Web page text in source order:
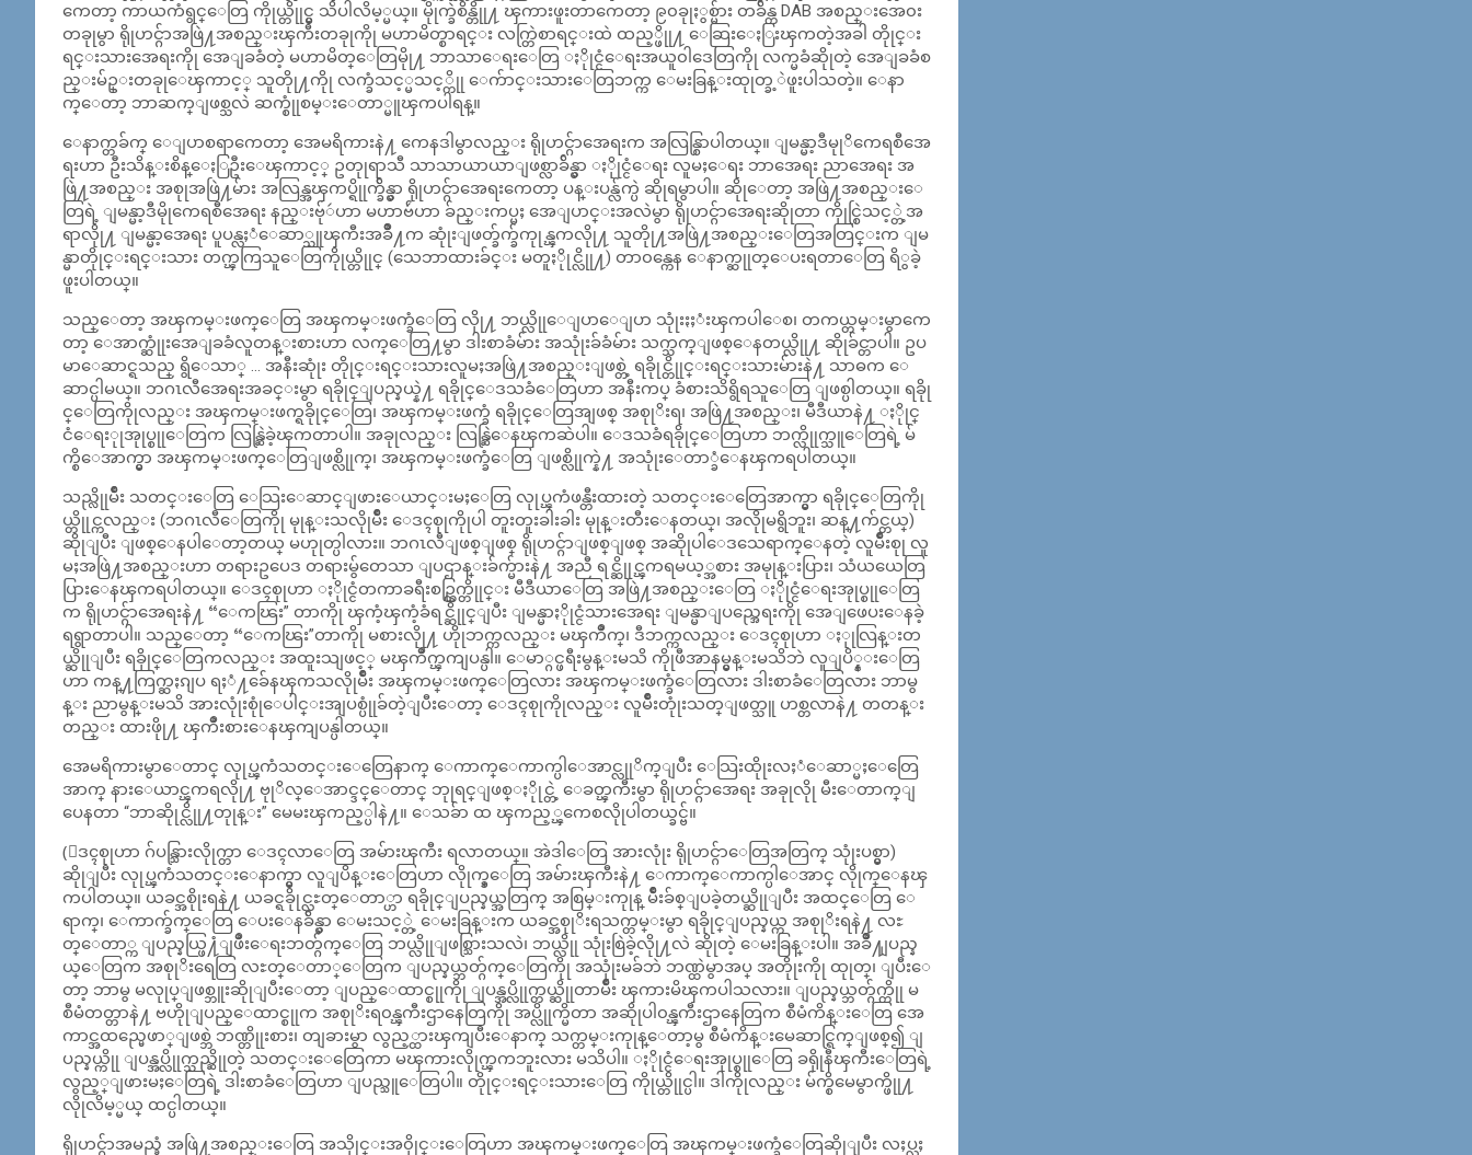
ကေတာ့ ကာယကံရွင္ေတြ ကိုုယ္တိုုင္မွ သိပါလိမ့္မယ္။ မိုုက္ခဲစိန္တိုု႔ ၾကားဖူးတာကေတာ့ ၉၀ခုုႏွစ္မ်ား တခ်ိန္က DAB အစည္းအေ၀း
တခုုမွာ ရိုုဟင္ဂ်ာအဖြဲ႔အစည္းၾကီးတခုုကိုု မဟာမိတ္စာရင္း လက္တြဲစာရင္းထဲ ထည့္ဖိုု႔ ေဆြးေႏြးၾကတဲ့အခါ တိုုင္း
ရင္းသားအေရးကိုု အေျခခံတဲ့ မဟာမိတ္ေတြမိုု႔ ဘာသာေရးေတြ ႏိုုင္ငံေရးအယူ၀ါဒေတြကိုု လက္မခံဆိုုတဲ့ အေျခခံစ
ည္းမ်ဥ္းတခုုေၾကာင့္ သူတိုု႔ကိုု လက္ခံသင့္မသင့္ကိုု ေက်ာင္းသားေတြဘက္က ေမးခြန္းထုုတ္ခ့ဲဖူးပါသတဲ့။ ေနာ
က္ေတာ့ ဘာဆက္ျဖစ္သလဲ ဆက္စုုံစမ္းေတာ္မူၾကပါရန္။
ေနာက္တခ်က္ ေျပာစရာကေတာ့ အေမရိကားနဲ႔ ကေနဒါမွာလည္း ရိုုဟင္ဂ်ာအေရးက အလြန္စြာပါတယ္။ ျမန္မာ့ဒီမုုိကေရစီအေ
ရးဟာ ဦးသိန္းစိန္ေႏြဦးေၾကာင့္ ဥတုုရာသီ သာသာယာယာျဖစ္လာခ်ိန္မွာ ႏိုုင္ငံေရး လူမႈေရး ဘာအေရး ညာအေရး အ
ဖြဲ႔အစည္း အစုုအဖြဲ႔မ်ား အလြန္အၾကပ္ရိုုက္ခ်ိန္မွာ ရိုုဟင္ဂ်ာအေရးကေတာ့ ပန္းပန္လ်က္ပဲ ဆိုုရမွာပါ။ ဆိုုေတာ့ အဖြဲ႔အစည္းေ
တြရဲ့ ျမန္မာ့ဒီမိုုကေရစီအေရး နည္းဗ်ုဴဟာ မဟာဗ်ဴဟာ ခ်ည္းကပ္မႈ အေျပာင္းအလဲမွာ ရိုုဟင္ဂ်ာအေရးဆိုုတာ ကိုုင္စြဲသင့္တဲ့အ
ရာလိုု႔ ျမန္မာ့အေရး ပူပန္လႈံေဆာ္သူၾကီးအခ်ဳိ႔က ဆုုံးျဖတ္ခ်က္ခ်ကုုန္ၾကလိုု႔ သူတိုု႔အဖြဲ႔အစည္းေတြအတြင္းက ျမ
န္မာတိုုင္းရင္းသား တက္ၾကြသူေတြကိုုယ္တိုုင္ (သေဘာထားခ်င္း မတူႏိုုင္လိုု႔) တာ၀န္ကေန ေနာက္ဆုုတ္ေပးရတာေတြ ရိွခဲ့
ဖူးပါတယ္။
သည္ေတာ့ အၾကမ္းဖက္ေတြ အၾကမ္းဖက္ခံေတြ လိုု႔ ဘယ္လိုုေျပာေျပာ သုုံးႏႈံးၾကပါေစ၊ တကယ္တမ္းမွာကေ
တာ့ ေအာက္ဆုုံးအေျခခံလူတန္းစားဟာ လက္ေတြ႔မွာ ဒါးစာခံမ်ား အသုုံးခ်ခံမ်ား သက္သက္ျဖစ္ေနတယ္လိုု႔ ဆိုုခ်င္တာပါ။ ဥပ
မာေဆာင္ရသည္ ရွိေသာ္ … အနီးဆုုံး တိုုင္းရင္းသားလူမႈအဖြဲ႔အစည္းျဖစ္တဲ့ ရခိုုင္တိုုင္းရင္းသားမ်ားနဲ႔ သာဓက ေ
ဆာင္ပါမယ္။ ဘဂၤလီအေရးအခင္းမွာ ရခိုုင္ျပည္နယ္နဲ႔ ရခိုုင္ေဒသခံေတြဟာ အနီးကပ္ ခံစားသိရွိရသူေတြ ျဖစ္ပါတယ္။ ရခိုု
င္ေတြကိုုလည္း အၾကမ္းဖက္ရခိုုင္ေတြ၊ အၾကမ္းဖက္ခံ ရခိုုင္ေတြအျဖစ္ အစုုိးရ၊ အဖြဲ႔အစည္း၊ မီဒီယာနဲ႔ ႏိုုင္
ငံေရးုုအုုပ္စုုေတြက လြန္ဆြဲခဲ့ၾကတာပါ။ အခုုလည္း လြန္ဆြဲေနၾကဆဲပါ။ ေဒသခံရခိုုင္ေတြဟာ ဘက္လိုုက္သူေတြရဲ့ မ်
က္စိေအာက္မွာ အၾကမ္းဖက္ေတြျဖစ္လိုုက္၊ အၾကမ္းဖက္ခံေတြ ျဖစ္လိုုက္နဲ႔ အသုုံးေတာ္ခံေနၾကရပါတယ္။
သည္လိုုမ်ဳိး သတင္းေတြ ေသြးေဆာင္ျဖားေယာင္းမႈေတြ လုုပ္ၾကံဖန္တီးထားတဲ့ သတင္းေတြေအာက္မွာ ရခိုုင္ေတြကိုု
ယ္တိုုင္ကလည္း (ဘဂၤလီေတြကိုု မုုန္းသလိုုမ်ဳိး ေဒၚစုုကိုုပါ တူးတူးခါးခါး မုုန္းတီးေနတယ္၊ အလိုုမရွိဘူး၊ ဆန္႔က်င္တယ္)
ဆိုုျပီး ျဖစ္ေနပါေတာ့တယ္ မဟုုတ္ပါလား။ ဘဂၤလီျဖစ္ျဖစ္ ရိုုဟင္ဂ်ာျဖစ္ျဖစ္ အဆိုုပါေဒသေရာက္ေနတဲ့ လူမ်ဳိးစုု လူ
မႈအဖြဲ႔အစည္းဟာ တရားဥပေဒ တရားမွ်တေသာ ျပဌာန္းခ်က္မ်ားနဲ႔ အညီ ရင္ဆိုုင္ၾကရမယ့္အစား အမုုန္းပြား၊ သံယယေတြ
ပြားေနၾကရပါတယ္။ ေဒၚစုုဟာ ႏိုုင္ငံတကာခရီးစဥ္ထြက္တိုုင္း မီဒီယာေတြ အဖြဲ႔အစည္းေတြ ႏိုုင္ငံေရးအုုပ္စုုေတြ
က ရိုုဟင္ဂ်ာအေရးနဲ႔ “ေကၽြး” တာကိုု ၾကံ့ၾကံ့ခံရင္ဆိုုင္ျပီး ျမန္မာႏိုုင္ငံသားအေရး ျမန္မာျပည္အေရးကိုု အေျဖေပးေနခဲ့
ရရွာတာပါ။ သည္ေတာ့ “ေကၽြး”တာကိုု မစားလိုု႔ ဟိုုဘက္ကလည္း မၾကိဳက္၊ ဒီဘက္ကလည္း ေဒၚစုုဟာ ႏုုလြန္းတ
ယ္ဆိုုျပီး ရခိုုင္ေတြကလည္း အထူးသျဖင့္ မၾကိဳက္ၾကျပန္ပါ။ ေမာ္ဂင္ဖရီးမွန္းမသိ ကိုုဖီအာနမ္မွန္းမသိဘဲ လူျပိ္န္းေတြ
ဟာ ကန္႔ကြက္ဆႏၵျပ ရႈံ႔ခ်ေနၾကသလိုုမ်ဳိး အၾကမ္းဖက္ေတြလား အၾကမ္းဖက္ခံေတြလား ဒါးစာခံေတြလား ဘာမွ
န္း ညာမွန္းမသိ အားလုုံးစုုံေပါင္းအျပစ္ပုုံခ်တဲ့ျပီးေတာ့ ေဒၚစုုကိုုလည္း လူမ်ဳိးတုုံးသတ္ျဖတ္သူ ဟစ္တလာနဲ႔ တတန္း
တည္း ထားဖိုု႔ ၾကိဳးစားေနၾကျပန္ပါတယ္။
အေမရိကားမွာေတာင္ လုုပ္ၾကံသတင္းေတြေနာက္ ေကာက္ေကာက္ပါေအာင္လုုိက္ျပီး ေသြးထိုုးလႈံေဆာ္မႈေတြေ
အာက္ နားေယာင္ၾကရလိုု႔ ဗုုိလ္ေအာင္ဒင္ေတာင္ ဘုုရင္ျဖစ္ႏိုုင္တဲ့ ေခတ္ၾကီးမွာ ရိုုဟင္ဂ်ာအေရး အခုုလိုု မီးေတာက္ျ
ပေနတာ “ဘာဆိုုင္လိုု႔တုုန္း” မေမးၾကည့္ပါနဲ႔။ ေသခ်ာ ထ ၾကည့္ၾကေစလိုုပါတယ္ခင္ဗ်။
(ေဒၚစုုဟာ ဂ်ပန္သြားလိုုက္တာ ေဒၚလာေတြ အမ်ားၾကီး ရလာတယ္။ အဲဒါေတြ အားလုုံး ရိုုဟင္ဂ်ာေတြအတြက္ သုုံးပစ္မွာ)
ဆိုုျပီး လုုပ္ၾကံသတင္းေနာက္မွာ လူျပိန္းေတြဟာ လိုုက္ခ္ေတြ အမ်ားၾကီးနဲ႔ ေကာက္ေကာက္ပါေအာင္ လိုုက္ေနၾ
ကပါတယ္။ ယခင္အစိုုးရနဲ႔ ယခင္ရခိုုင္လႊတ္ေတာ္ဟာ ရခိုုင္ျပည္နယ္အတြက္ အစြမ္းကုုန္ မ်ဳိးခ်စ္ျပခဲ့တယ္ဆိုုျပီး အထင္ေတြ ေ
ရာက္၊ ေကာက္ခ်က္ေတြ ေပးေနခ်ိန္မွာ ေမးသင့္တဲ့ ေမးခြန္းက ယခင္အစုုိးရသက္တမ္းမွာ ရခိုုင္ျပည္နယ္က အစုုိးရနဲ႔ လႊ
တ္ေတာ္က ျပည္နယ္ဖြ႔ံျဖဳိးေရးဘတ္ဂ်က္ေတြ ဘယ္လိုုျဖစ္သြားသလဲ၊ ဘယ္လိုု သုုံးစြဲခဲ့လိုု႔လဲ ဆိုုတဲ့ ေမးခြန္းပါ။ အခ်ဳိ႔ျပည္န
ယ္ေတြက အစုုိးရေတြ လႊတ္ေတာ္ေတြက ျပည္နယ္ဘတ္ဂ်က္ေတြကိုု အသုုံးမခ်ဘဲ ဘဏ္ထဲမွာအပ္ အတိုုးကိုု ထုုတ္၊ ျပီးေ
တာ့ ဘာမွ မလုုပ္ျဖစ္ဘူးဆိုုျပီးေတာ့ ျပည္ေထာင္စုုကိုု ျပန္အပ္လိုုက္တယ္ဆိုုတာမ်ဳိး ၾကားမိၾကပါသလား။ ျပည္နယ္ဘတ္ဂ်က္ကိုု မ
စီမံတတ္တာနဲ႔ ဗဟိုုျပည္ေထာင္စုုက အစုုိးရ၀န္ၾကီးဌာနေတြကိုု အပ္လိုုက္မိတာ အဆိုုပါ၀န္ၾကီးဌာနေတြက စီမံကိန္းေတြ အေ
ကာင္အထည္မေဖာ္ျဖစ္ဘဲ ဘဏ္တိုုးစား၊ တျခားမွာ လွည့္ထားၾကျပီးေနာက္ သက္တမ္းကုုန္ေတာ့မွ စီမံကိန္းမေဆာင္ရြက္ျဖစ္၍ ျ
ပည္နယ္ကိုု ျပန္အပ္လိုုက္သည္ဆိုုတဲ့ သတင္းေတြေကာ မၾကားလိုုက္ၾကဘူးလား မသိပါ။ ႏိုုင္ငံေရးအုုပ္စုုေတြ ခရိုုနီၾကီးေတြရဲ့
လွည့္ျဖားမႈေတြရဲ့ ဒါးစာခံေတြဟာ ျပည္သူေတြပါ။ တိုုင္းရင္းသားေတြ ကိုုယ္တိုုင္ပါ။ ဒါကိုုလည္း မ်က္စိမေမွာက္ဖိုု႔
လိုုလိမ့္မယ္ ထင္ပါတယ္။
ရိုုဟင္ဂ်ာအမည္ခံ အဖြဲ႔အစည္းေတြ အသိုုင္းအ၀ိုုင္းေတြဟာ အၾကမ္းဖက္ေတြ အၾကမ္းဖက္ခံေတြဆိုုျပီး လႈပ္လႈ